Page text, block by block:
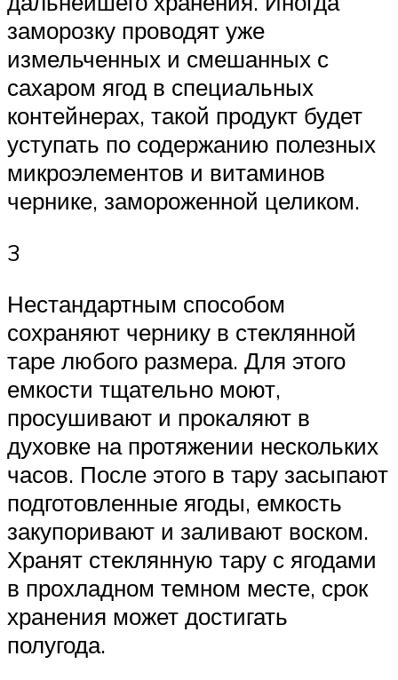
заморозку проводят уже
измельченных и смешанных с
сахаром ягод в специальных
контейнерах, такой продукт будет
уступать по содержанию полезных
микроэлементов и витаминов
чернике, замороженной целиком.
3
Нестандартным способом
сохраняют чернику в стеклянной
таре любого размера. Для этого
емкости тщательно моют,
просушивают и прокаляют в
духовке на протяжении нескольких
часов. После этого в тару засыпают
подготовленные ягоды, емкость
закупоривают и заливают воском.
Хранят стеклянную тару с ягодами
в прохладном темном месте, срок
хранения может достигать
полугода.